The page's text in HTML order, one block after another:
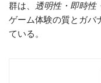
群は、
透明性・即時性
ゲーム体験の質とガバ
ている。